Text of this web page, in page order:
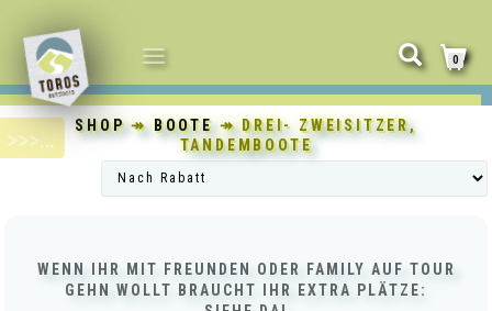
NAVIGATION
UMSCHALTEN
0
SHOP↠ BOOTE↠ DREI- ZWEISITZER,
TANDEMBOOTE
WENN IHR MIT FREUNDEN ODER FAMILY AUF TOUR
GEHN WOLLT BRAUCHT IHR EXTRA PLÄTZE: